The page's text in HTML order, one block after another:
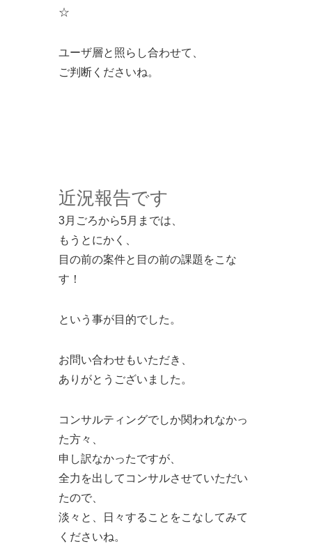
☆
ユーザ層と照らし合わせて、
ご判断くださいね。
近況報告です
3月ごろから5月までは、
もうとにかく、
目の前の案件と目の前の課題をこな
す！
という事が目的でした。
お問い合わせもいただき、
ありがとうございました。
コンサルティングでしか関われなかっ
た方々、
申し訳なかったですが、
全力を出してコンサルさせていただい
たので、
淡々と、日々することをこなしてみて
くださいね。